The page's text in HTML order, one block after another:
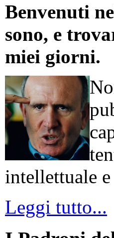
Benvenuti
sono, e
miei giorni.
intellettuale
Leggi tutto...